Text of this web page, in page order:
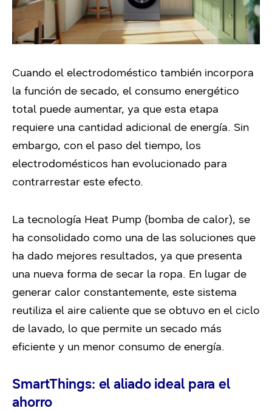
Cuando el electrodoméstico también incorpora
la función de secado, el consumo energético
total puede aumentar, ya que esta etapa
requiere una cantidad adicional de energía. Sin
embargo, con el paso del tiempo, los
electrodomésticos han evolucionado para
contrarrestar este efecto.
La tecnología Heat Pump (bomba de calor), se
ha consolidado como una de las soluciones que
ha dado mejores resultados, ya que presenta
una nueva forma de secar la ropa. En lugar de
generar calor constantemente, este sistema
reutiliza el aire caliente que se obtuvo en el ciclo
de lavado, lo que permite un secado más
eficiente y un menor consumo de energía.
SmartThings: el aliado ideal para el
ahorro